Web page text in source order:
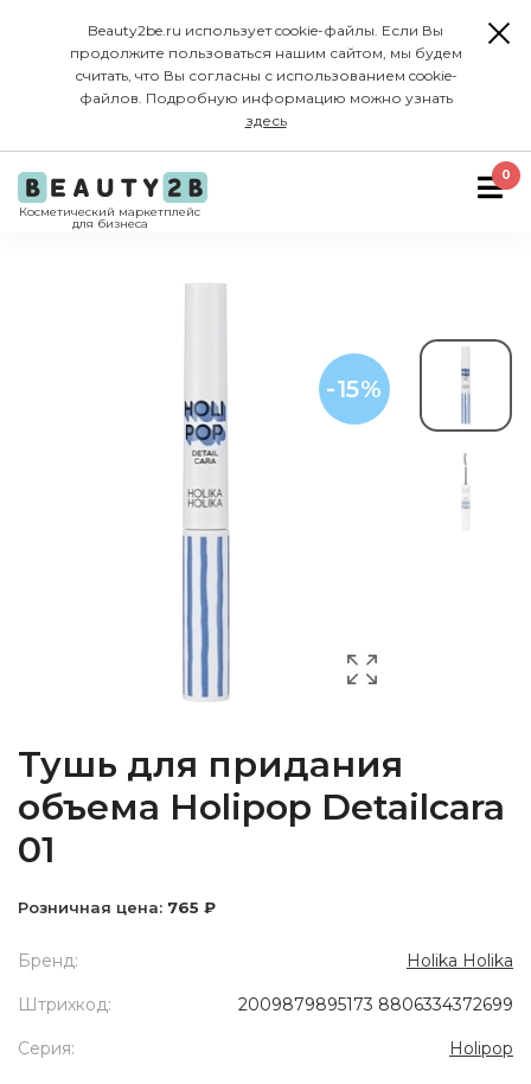
Beauty2be.ru использует cookie-файлы. Если Вы
продолжите пользоваться нашим сайтом, мы будем
считать, что Вы согласны с использованием cookie-
файлов. Подробную информацию можно узнать
здесь
Косметический маркетплейс
для бизнеса
0
-15%
Тушь для придания
объема Holipop Detailcara
01
Розничная цена: 765 ₽
Бренд: Holika Holika
Штрихкод: 2009879895173 8806334372699
Серия: Holipop